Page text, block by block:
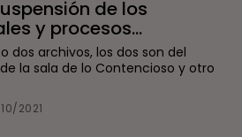
de los
y procesos...
dos archivos, los dos son del
la sala de lo Contencioso y otro
2021